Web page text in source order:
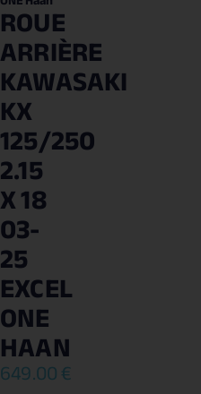
ROUE
ARRIÈRE
KAWASAKI
KX
125/250
2.15
X 18
03-
25
EXCEL
ONE
HAAN
649.00€